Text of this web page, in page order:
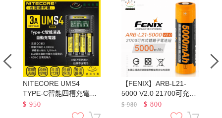
NITECORE UMS4
TYPE-C智能四槽充電器
QC3.0快充 18650 21700
鋰電池 AA AAA 鎳氫
$ 950
【FENIX】ARB-L21-
5000 V2.0 21700可充電
鋰電池 容量5000mAh 最
$980 $ 800